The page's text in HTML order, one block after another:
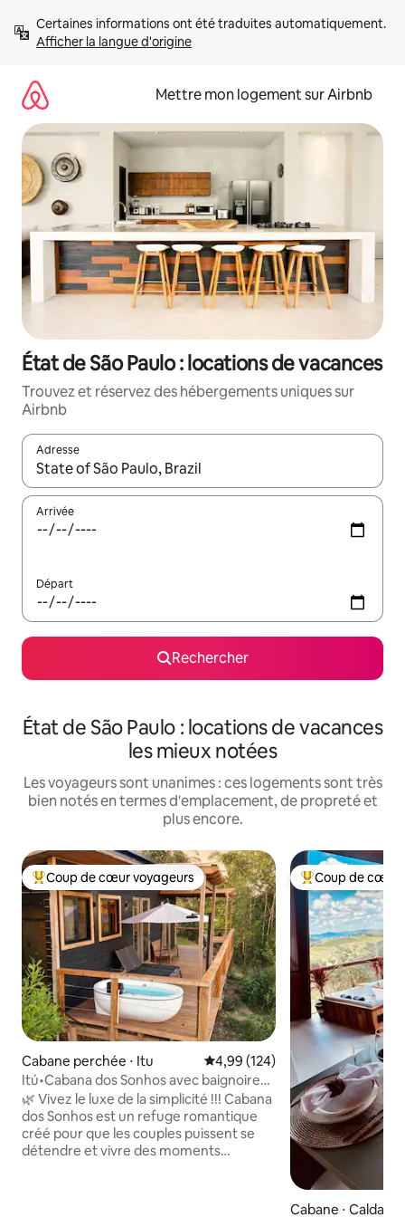
directement
Afficher la langue d'origine
Mettre mon logement sur Airbnb
État de São Paulo : locations de vacances
Trouvez et réservez des hébergements uniques sur
Airbnb
Adresse
Lorsque les résultats s'affichent, utilisez les flèches vers le
Arrivée
Départ
Rechercher
État de São Paulo : locations de vacances
les mieux notées
Les voyageurs sont unanimes : ces logements sont très
bien notés en termes d'emplacement, de propreté et
plus encore.
Coups de cœur voyageurs les plus appréciés
Coup de cœur voyageurs
Cabane perchée ⋅ Itu Évaluation moyenne sur la
4,99 (124)
Itú•Cabana dos Sonhos avec baignoire
et vue unique !
🌿 Vivez le luxe de la simplicité !!! Cabana
dos Sonhos est un refuge romantique
créé pour que les couples puissent se
détendre et vivre des moments
Coups de cœur
Coup de cœur
Cabane ⋅ Caldas